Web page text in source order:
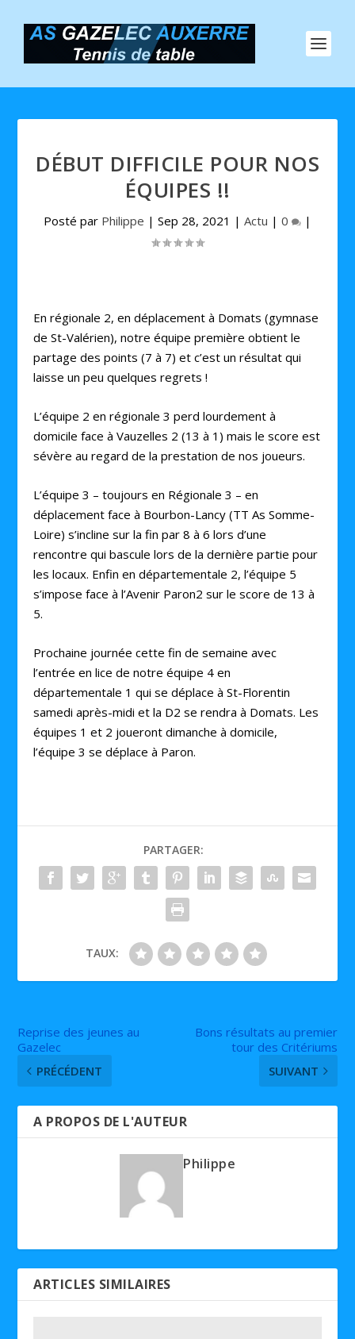
DÉBUT DIFFICILE POUR NOS
ÉQUIPES !!
Posté par Philippe | Sep 28, 2021 | Actu | 0 |
En régionale 2, en déplacement à Domats (gymnase
de St-Valérien), notre équipe première obtient le
partage des points (7 à 7) et c’est un résultat qui
laisse un peu quelques regrets !
L’équipe 2 en régionale 3 perd lourdement à
domicile face à Vauzelles 2 (13 à 1) mais le score est
sévère au regard de la prestation de nos joueurs.
L’équipe 3 – toujours en Régionale 3 – en
déplacement face à Bourbon-Lancy (TT As Somme-
Loire) s’incline sur la fin par 8 à 6 lors d’une
rencontre qui bascule lors de la dernière partie pour
les locaux. Enfin en départementale 2, l’équipe 5
s’impose face à l’Avenir Paron2 sur le score de 13 à
5.
Prochaine journée cette fin de semaine avec
l’entrée en lice de notre équipe 4 en
départementale 1 qui se déplace à St-Florentin
samedi après-midi et la D2 se rendra à Domats. Les
équipes 1 et 2 joueront dimanche à domicile,
l’équipe 3 se déplace à Paron.
PARTAGER:
TAUX:
Reprise des jeunes au
Gazelec
PRÉCÉDENT
Bons résultats au premier
tour des Critériums
SUIVANT
A PROPOS DE L'AUTEUR
Philippe
ARTICLES SIMILAIRES